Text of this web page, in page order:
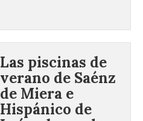
Las piscinas de
verano de Saénz
de Miera e
Hispánico de